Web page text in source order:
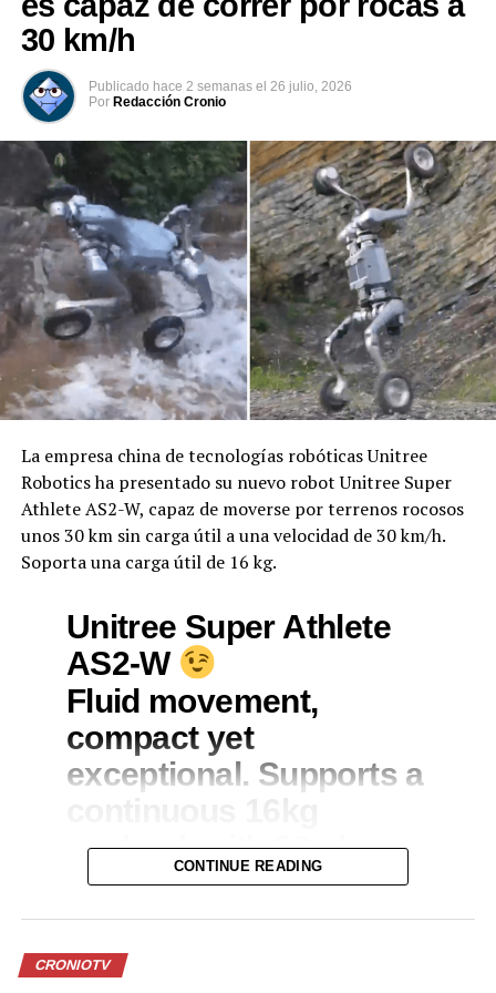
#Envivo El Salvador Today, con Judith Ochoa
30 km/h
Publicado hace 2 semanas el 26 julio, 2026
Por Redacción Cronio
La empresa china de tecnologías robóticas Unitree
Robotics ha presentado su nuevo robot Unitree Super
Athlete AS2-W, capaz de moverse por terrenos rocosos
unos 30 km sin carga útil a una velocidad de 30 km/h.
Soporta una carga útil de 16 kg.
Unitree Super Athlete
AS2-W
Fluid movement,
compact yet
exceptional. Supports a
payload, with 30+ km
unloaded driving range
pic.twitter.com/AwjdwnzUFs
CONTINUE READING
CRONIOTV